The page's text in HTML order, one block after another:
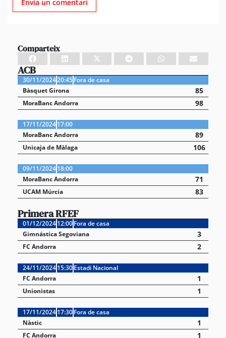
Comparteix
ACB
30/11/202420:45Fora de casa
Bàsquet Girona
85
MoraBanc Andorra 98
17/11/202417:00
MoraBanc Andorra
89
Unicaja de Màlaga 106
09/11/202418:00
MoraBanc Andorra
71
UCAM Múrcia 83
Primera RFEF
01/12/202412:00Fora de casa
Gimnástica Segoviana
3
FC Andorra 2
24/11/202415:30Estadi Nacional
FC Andorra
1
Unionistas 1
17/11/202417:30Fora de casa
Nàstic
1
FC Andorra 1